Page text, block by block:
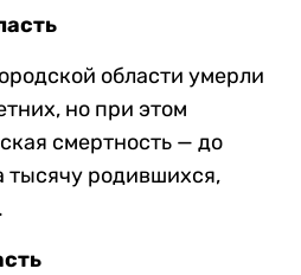
области умерли
но при этом
смертность — до
тысячу родившихся,
.